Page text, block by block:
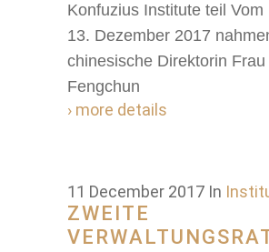
Konfuzius Institute teil Vom
13. Dezember 2017
chinesische Direktorin Frau
Fengchun
› more details
11 December 2017 In
ZWEITE